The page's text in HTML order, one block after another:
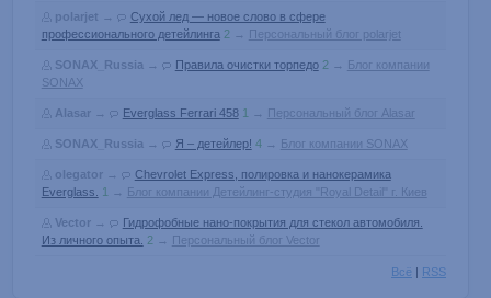
polarjet →
Сухой лед — новое слово в сфере
профессионального детейлинга 2 → Персональный блог polarjet
SONAX_Russia → Правила очистки торпедо 2 → Блог компании
SONAX
Alasar→ Everglass Ferrari 458 1 → Персональный блог Alasar
SONAX_Russia → Я – детейлер! 4→ Блог компании SONAX
olegator→
Chevrolet Express, полировка и нанокерамика
Everglass.
1 → Блог компании Детейлинг-студия "Royal Detail" г. Киев
Vector→
Гидрофобные нано-покрытия для стекол автомобиля.
Из личного опыта.
2 → Персональный блог Vector
Всё | RSS